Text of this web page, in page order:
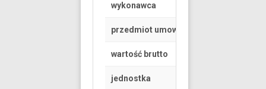
wykonawca
przedmiot umowy
wartość brutto
jednostka